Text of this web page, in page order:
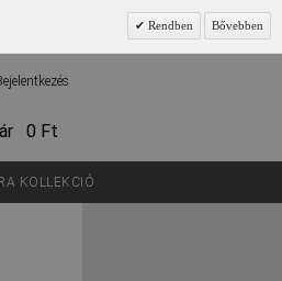
Rendben Bővebben
0 Ft
KOLLEKCIÓ